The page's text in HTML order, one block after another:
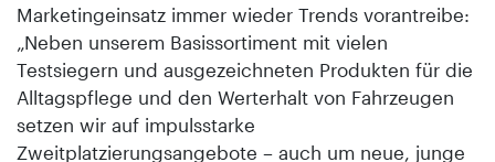
Marketingeinsatz immer wieder Trends vorantreibe:
„Neben unserem Basissortiment mit vielen
Testsiegern und ausgezeichneten Produkten für die
Alltagspflege und den Werterhalt von Fahrzeugen
setzen wir auf impulsstarke
Zweitplatzierungsangebote – auch um neue, junge